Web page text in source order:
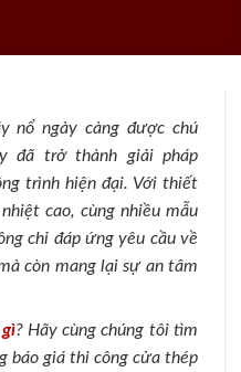
nổ ngày càng được chú
đã trở thành giải pháp
trình hiện đại. Với thiết
cao, cùng nhiều mẫu
chỉ đáp ứng yêu cầu về
còn mang lại sự an tâm
? Hãy cùng chúng tôi tìm
báo giá thi công cửa thép